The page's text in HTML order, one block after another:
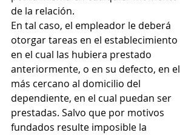
de la relación.
En tal caso, el empleador le deberá
otorgar tareas en el establecimiento
en el cual las hubiera prestado
anteriormente, o en su defecto, en el
más cercano al domicilio del
dependiente, en el cual puedan ser
prestadas. Salvo que por motivos
fundados resulte imposible la